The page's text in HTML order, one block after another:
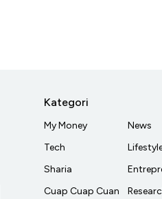
Kategori
My Money
Tech
Sharia
Cuap Cuap Cuan
News